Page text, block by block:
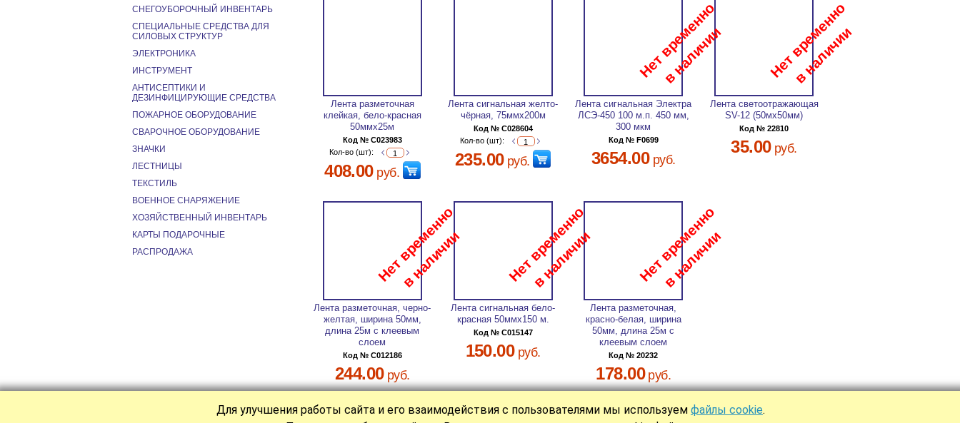
Лента разметочная
клейкая, бело-красная
50ммх25м
Код № C023983
Кол-во (шт):
408.00руб.
Лента сигнальная желто-
чёрная, 75ммх200м
Код № C028604
Кол-во (шт):
235.00руб.
Лента сигнальная Электра
ЛСЭ-450 100 м.п. 450 мм,
300 мкм
Код № F0699
3654.00руб.
Лента светоотражающая
SV-12 (50мх50мм)
Код № 22810
35.00руб.
Лента разметочная, черно-
желтая, ширина 50мм,
длина 25м с клеевым
слоем
Код № C012186
244.00руб.
Лента сигнальная бело-
красная 50ммх150 м.
Код № C015147
150.00руб.
Лента разметочная,
красно-белая, ширина
50мм, длина 25м с
клеевым слоем
Код № 20232
178.00руб.
СНЕГОУБОРОЧНЫЙ ИНВЕНТАРЬ
СПЕЦИАЛЬНЫЕ СРЕДСТВА ДЛЯ
СИЛОВЫХ СТРУКТУР
ЭЛЕКТРОНИКА
ИНСТРУМЕНТ
АНТИСЕПТИКИ И
ДЕЗИНФИЦИРУЮЩИЕ СРЕДСТВА
ПОЖАРНОЕ ОБОРУДОВАНИЕ
СВАРОЧНОЕ ОБОРУДОВАНИЕ
ЗНАЧКИ
ЛЕСТНИЦЫ
ТЕКСТИЛЬ
ВОЕННОЕ СНАРЯЖЕНИЕ
ХОЗЯЙСТВЕННЫЙ ИНВЕНТАРЬ
КАРТЫ ПОДАРОЧНЫЕ
РАСПРОДАЖА
Для улучшения работы сайта и его взаимодействия с пользователями мы используем файлы cookie.
КАТАЛОГ | СТАТЬИ | НОВОСТИ | О НАС | ОПЛАТА | КОНТАКТЫ